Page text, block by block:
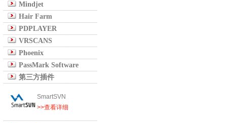
Mindjet
Hair Farm
PDPLAYER
VRSCANS
Phoenix
PassMark Software
第三方插件
SmartSVN
>>查看详细